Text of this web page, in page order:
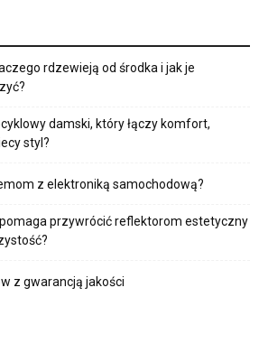
rdzewieją od środka i jak je
damski, który łączy komfort,
styl?
z elektroniką samochodową?
przywrócić reflektorom estetyczny
z gwarancją jakości